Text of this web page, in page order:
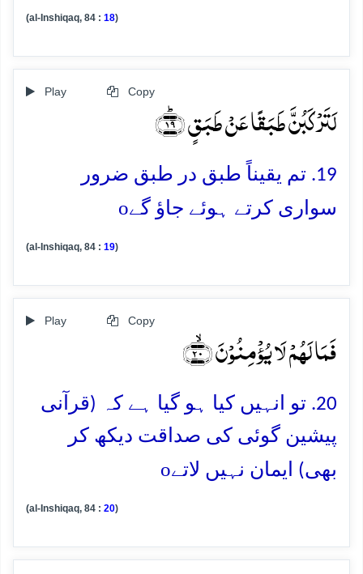
(al-Inshiqaq, 84 : 18)
Play Copy
لَتَرۡکَبُنَّ طَبَقًا عَنۡ طَبَقٍ ﴿ؕ۱۹﴾
19. تم یقیناً طبق در طبق ضرور
سواری کرتے ہوئے جاؤ گےo
(al-Inshiqaq, 84 : 19)
Play Copy
فَمَا لَہُمۡ لَا یُؤۡمِنُوۡنَ ﴿ۙ۲۰﴾
20. تو انہیں کیا ہو گیا ہے کہ (قرآنی
پیشین گوئی کی صداقت دیکھ کر
بھی) ایمان نہیں لاتےo
(al-Inshiqaq, 84 : 20)